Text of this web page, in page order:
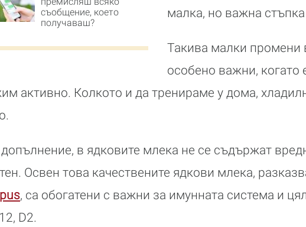
съобщение, което
получаваш?
малка, но важна
Такива малки промени
особено важни,
активно. Колкото и да тренираме у дома,
в ядковите млека не се съдържат
Освен това качествените ядкови млека,
, са обогатени с важни за имунната система и
D2.